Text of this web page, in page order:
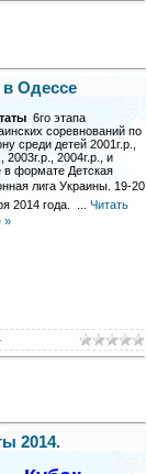
в Одессе
6го этапа
соревнований по
среди детей 2001г.р.,
2003г.р., 2004г.р., и
в формате Детская
лига Украины. 19-20
2014 года.
Читать
»
2014.